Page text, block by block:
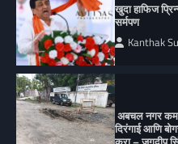
खुदा हाफिज
सर्मपण
Kanthak
अबचल नगर
दिरंगाई आणि